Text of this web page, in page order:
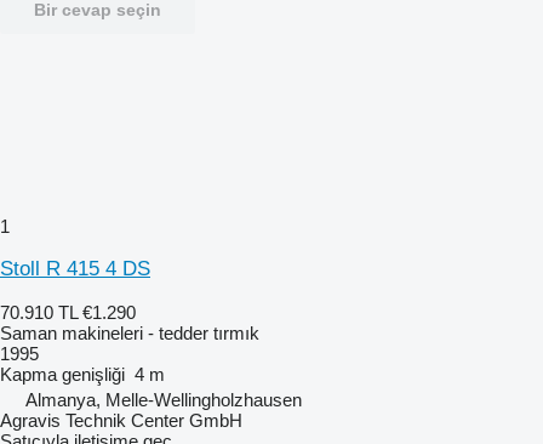
Bir cevap seçin
1
Stoll R 415 4 DS
70.910 TL €1.290
Saman makineleri - tedder tırmık
1995
Kapma genişliği 4 m
Almanya, Melle-Wellingholzhausen
Agravis Technik Center GmbH